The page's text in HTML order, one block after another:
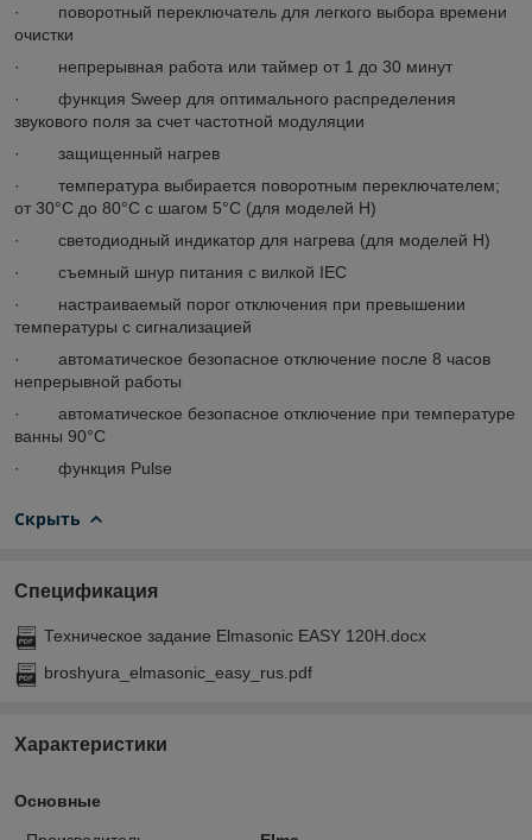
· поворотный переключатель для легкого выбора времени
очистки
· непрерывная работа или таймер от 1 до 30 минут
· функция Sweep для оптимального распределения
звукового поля за счет частотной модуляции
· защищенный нагрев
· температура выбирается поворотным переключателем;
от 30°C до 80°C с шагом 5°C (для моделей H)
· светодиодный индикатор для нагрева (для моделей H)
· съемный шнур питания с вилкой IEC
· настраиваемый порог отключения при превышении
температуры с сигнализацией
· автоматическое безопасное отключение после 8 часов
непрерывной работы
· автоматическое безопасное отключение при температуре
ванны 90°C
· функция Pulse
Скрыть
Спецификация
Техническое задание Elmasonic EASY 120H.docx
broshyura_elmasonic_easy_rus.pdf
Характеристики
Основные